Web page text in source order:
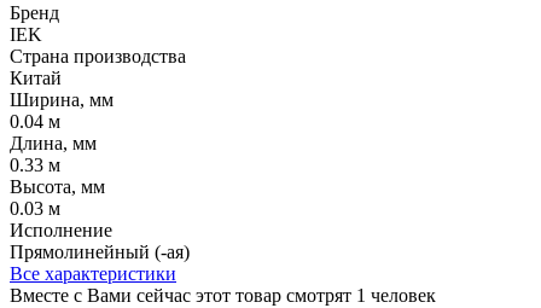
Бренд
IEK
Страна производства
Китай
Ширина, мм
0.04 м
Длина, мм
0.33 м
Высота, мм
0.03 м
Исполнение
Прямолинейный (-ая)
Все характеристики
Вместе с Вами сейчас этот товар смотрят 1 человек